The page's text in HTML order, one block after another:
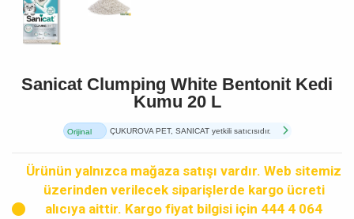
Sanicat Clumping White Bentonit Kedi
Kumu 20 L
Orijinal
ÇUKUROVA PET, SANICAT yetkili satıcısıdır.
Ürünün yalnızca mağaza satışı vardır. Web sitemiz
üzerinden verilecek siparişlerde kargo ücreti
alıcıya aittir. Kargo fiyat bilgisi için 444 4 064